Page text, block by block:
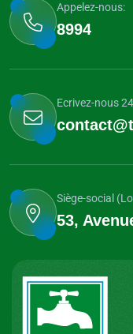
Appelez-nous:
8994
Ecrivez-nous
Siège-social
53,